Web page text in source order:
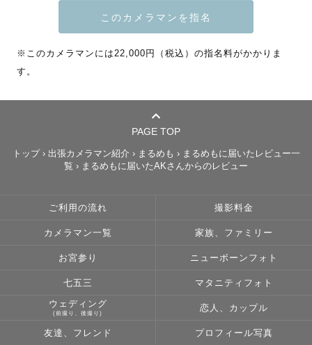
🌟スケジュール上は✖️でも、時間帯や場所によってはお受
けできることもありますので、公式LINEまでお問い合わせ
ください！
🎖️四半期アワード2024 優秀賞
独自の世界観を持ってラブグラフ全体のクリエイティブを
引き上げたことを讃える賞
┈┈┈┈┈┈┈┈┈┈┈┈┈┈┈┈┈┈┈┈┈┈
※このカメラマンには22,000円（税込）の指名料がかかりま
す。
PAGE TOP
トップ› 出張カメラマン紹介 › まるめも › まるめもに届いたレビュー一
覧 › まるめもに届いたAKさんからのレビュー
ご利用の流れ 撮影料金
カメラマン一覧 家族、ファミリー
お宮参り ニューボーンフォト
七五三 マタニティフォト
ウェディング
(前撮り、後撮り)
恋人、カップル
友達、フレンド プロフィール写真